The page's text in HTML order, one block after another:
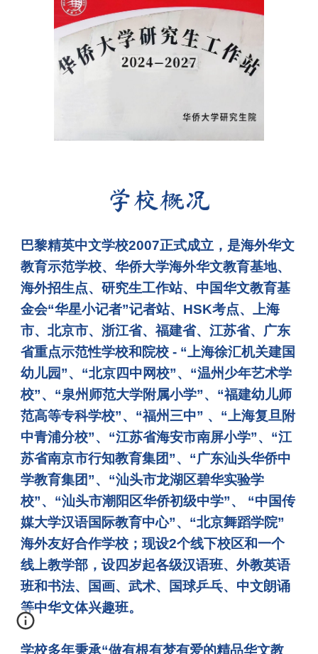
学校概况
巴黎精英中文学校2007正式成立，是海外华文
教育示范学校、华侨大学海外华文教育基地、
海外招生点、研究生工作站、中国华文教育基
金会“华星小记者”记者站、HSK考点、上海
市、北京市、浙江省、福建省、江苏省、 广东
省重点示范性学校和院校 - “上海徐汇机关建国
幼儿园”、“北京四中网校”、“温州少年艺术学
校”、“泉州师范大学附属小学”、“福建幼儿师
范高等专科学校”、“福州三中” 、“上海复旦附
中青浦分校”、“江苏省海安市南屏小学”、 “江
苏省南京市行知教育集团”、 “广东汕头华侨中
学教育集团”、“汕头市龙湖区碧华实验学
校”、“汕头市潮阳区华侨初级中学”、 “中国传
媒大学汉语国际教育中心”、“北京舞蹈学院”
海外友好合作学校；现设2个线下校区和一个
线上教学部，设四岁起各级汉语班、外教英语
班和书法、国画、武术、国球乒乓、中文朗诵
等中华文体兴趣班。
学校多年秉承“做有根有梦有爱的精品华文教